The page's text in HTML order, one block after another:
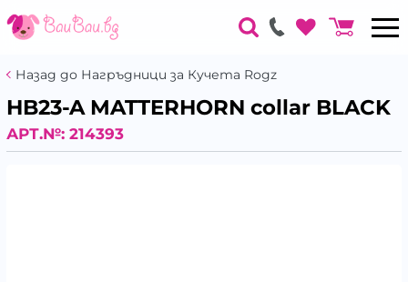
Назад до Нагръдници за Кучета Rogz
HB23-A MATTERHORN collar BLACK
АРТ.№: 214393